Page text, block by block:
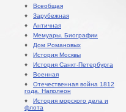
♦ Всеобщая
♦ Зарубежная
♦ Античная
♦ Мемуары. Биографии
♦ Дом Романовых
♦ История Москвы
♦ История Санкт-Петербурга
♦ Военная
♦ Отечественная война 1812
года. Наполеон
♦ История морского дела и
флота